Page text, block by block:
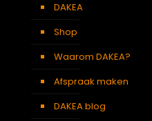
DAKEA
Shop
Waarom DAKEA?
Afspraak maken
DAKEA blog